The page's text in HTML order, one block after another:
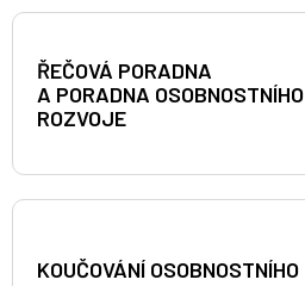
ŘEČOVÁ PORADNA
A PORADNA OSOBNOSTNÍHO
ROZVOJE
KOUČOVÁNÍ OSOBNOSTNÍHO